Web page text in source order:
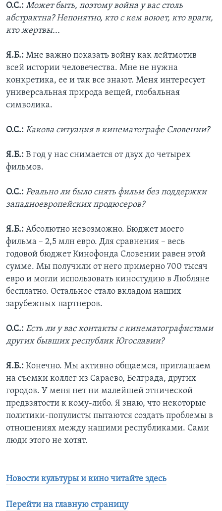
О.С.: Может быть, поэтому война у вас столь
абстрактна? Непонятно, кто с кем воюет, кто враги,
кто жертвы...
Я.Б.: Мне важно показать войну как лейтмотив
всей истории человечества. Мне не нужна
конкретика, ее и так все знают. Меня интересует
универсальная природа вещей, глобальная
символика.
О.С.: Какова ситуация в кинематографе Словении?
Я.Б.: В год у нас снимается от двух до четырех
фильмов.
О.С.: Реально ли было снять фильм без поддержки
западноевропейских продюсеров?
Я.Б.: Абсолютно невозможно. Бюджет моего
фильма – 2,5 млн евро. Для сравнения – весь
годовой бюджет Кинофонда Словении равен этой
сумме. Мы получили от него примерно 700 тысяч
евро и могли использовать киностудию в Любляне
бесплатно. Остальное стало вкладом наших
зарубежных партнеров.
О.С.: Есть ли у вас контакты с кинематографистами
других бывших республик Югославии?
Я.Б.: Конечно. Мы активно общаемся, приглашаем
на съемки коллег из Сараево, Белграда, других
городов. У меня нет ни малейшей этнической
предвзятости к кому-либо. Я знаю, что некоторые
политики-популисты пытаются создать проблемы в
отношениях между нашими республиками. Сами
люди этого не хотят.
Новости культуры и кино читайте здесь
Перейти на главную страницу